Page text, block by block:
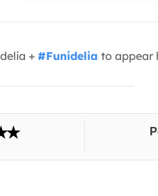
+ #Funidelia to appear